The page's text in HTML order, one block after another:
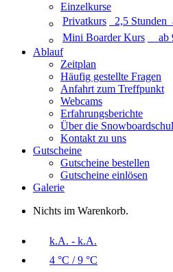
Einzelkurse
Privatkurs
2,5 Stunden
Mini Boarder Kurs
ab
Ablauf
Zeitplan
Häufig gestellte Fragen
Anfahrt zum Treffpunkt
Webcams
Erfahrungsberichte
Über die
Kontakt zu uns
Gutscheine
Gutscheine bestellen
Gutscheine einlösen
Galerie
Nichts im Warenkorb.
k.A. - k.A.
4 °C / 9 °C